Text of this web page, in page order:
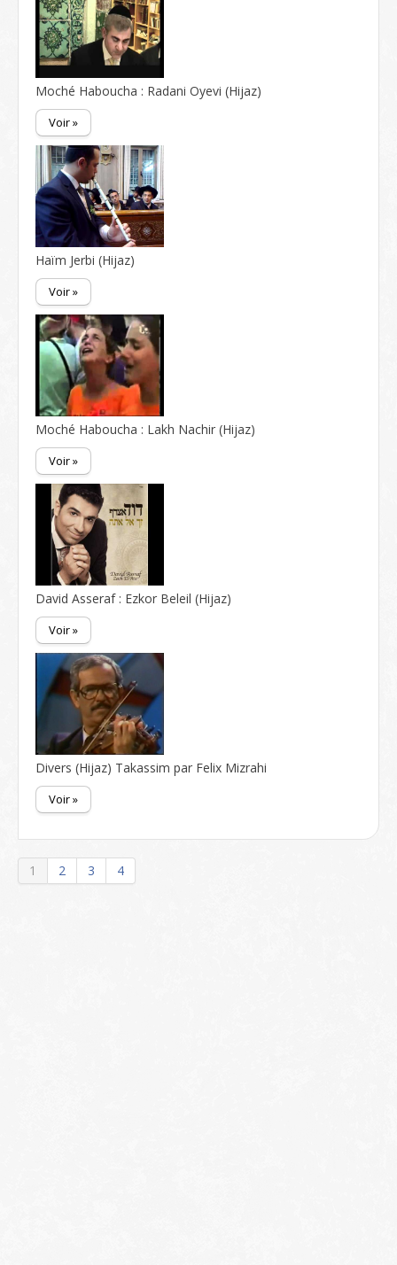
Moché Haboucha : Radani Oyevi (Hijaz)
Voir »
Haïm Jerbi (Hijaz)
Voir »
Moché Haboucha : Lakh Nachir (Hijaz)
Voir »
David Asseraf : Ezkor Beleil (Hijaz)
Voir »
Divers (Hijaz) Takassim par Felix Mizrahi
Voir »
1 2 3 4